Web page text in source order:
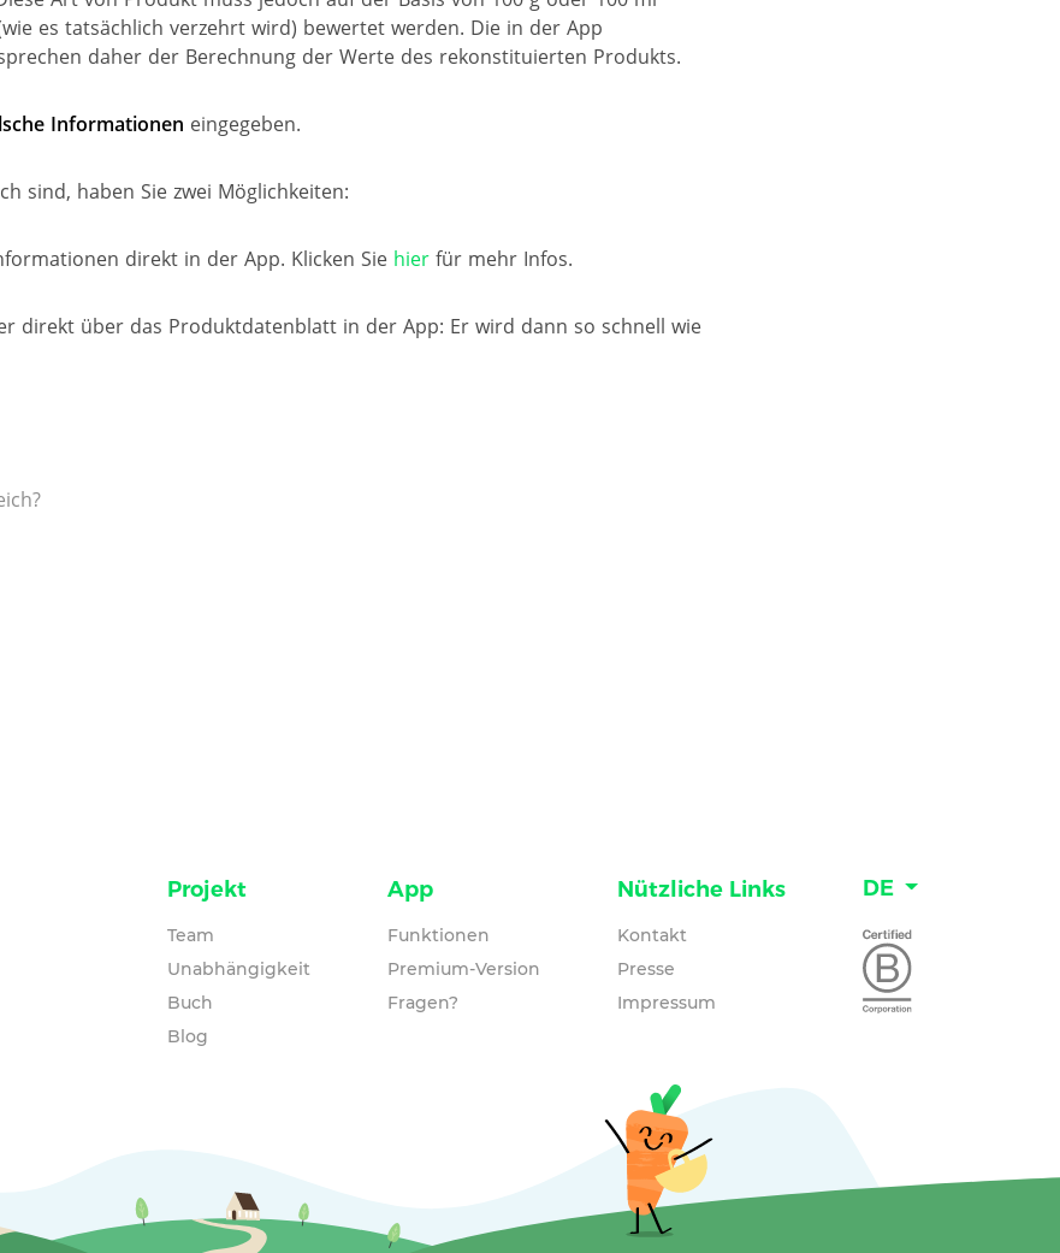
es tatsächlich verzehrt wird) bewertet werden. Die in der App
daher der Berechnung der Werte des rekonstituierten Produkts.
Informationen eingegeben.
sind, haben Sie zwei Möglichkeiten:
direkt in der App. Klicken Sie hier für mehr Infos.
direkt über das Produktdatenblatt in der App: Er wird dann so schnell wie
Projekt
Team
Unabhängigkeit
Buch
Blog
App
Funktionen
Premium-Version
Fragen?
Nützliche Links
Kontakt
Presse
Impressum
DE